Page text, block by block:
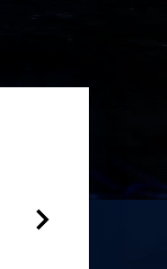
Статья в Forbes
Как мозг
«счастье».